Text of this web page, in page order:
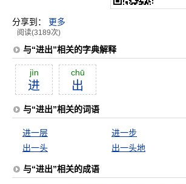
分享到： 更多
阅读(3189次)
与“进出”相关的字典解释
jìn
进
chū
出
与“进出”相关的词语
进一层 进一步
出一头
出一头地
与“进出”相关的成语